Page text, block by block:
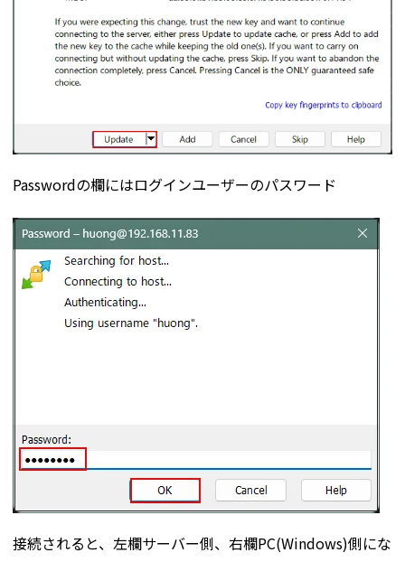
Passwordの欄にはログインユーザーのパスワード
接続されると、左欄サーバー側、右欄PC(Windows)側にな